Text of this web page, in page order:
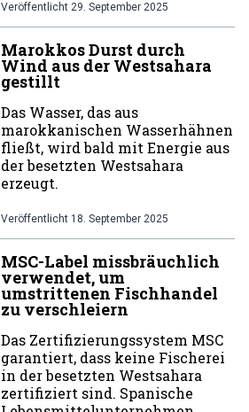
Veröffentlicht 29. September 2025
Marokkos Durst durch
Wind aus der Westsahara
gestillt
Das Wasser, das aus
marokkanischen Wasserhähnen
fließt, wird bald mit Energie aus
der besetzten Westsahara
erzeugt.
Veröffentlicht 18. September 2025
MSC-Label missbräuchlich
verwendet, um
umstrittenen Fischhandel
zu verschleiern
Das Zertifizierungssystem MSC
garantiert, dass keine Fischerei
in der besetzten Westsahara
zertifiziert sind. Spanische